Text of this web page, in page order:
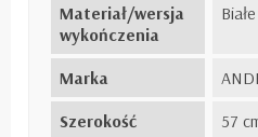
Materiał/wersja
wykończenia
Białe
Marka
Szerokość
57